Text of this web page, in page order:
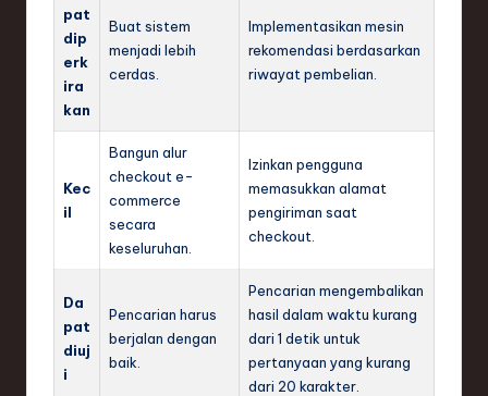
pat
dip
erk
ira
kan
Buat sistem
menjadi lebih
cerdas.
Implementasikan mesin
rekomendasi berdasarkan
riwayat pembelian.
Kec
il
Bangun alur
checkout e-
commerce
secara
keseluruhan.
Izinkan pengguna
memasukkan alamat
pengiriman saat
checkout.
Da
pat
diuj
i
Pencarian harus
berjalan dengan
baik.
Pencarian mengembalikan
hasil dalam waktu kurang
dari 1 detik untuk
pertanyaan yang kurang
dari 20 karakter.